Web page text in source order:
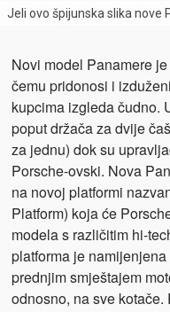
Jeli ovo špijunska slika nove
Novi model Panamere
čemu pridonosi i
kupcima izgleda čudno.
poput držača za dvije
za jednu) dok su
Porsche-ovski. Nova
na novoj platformi
Platform) koja će
modela s različitim hi-
platforma je namijenjena
prednjim smještajem
odnosno, na sve